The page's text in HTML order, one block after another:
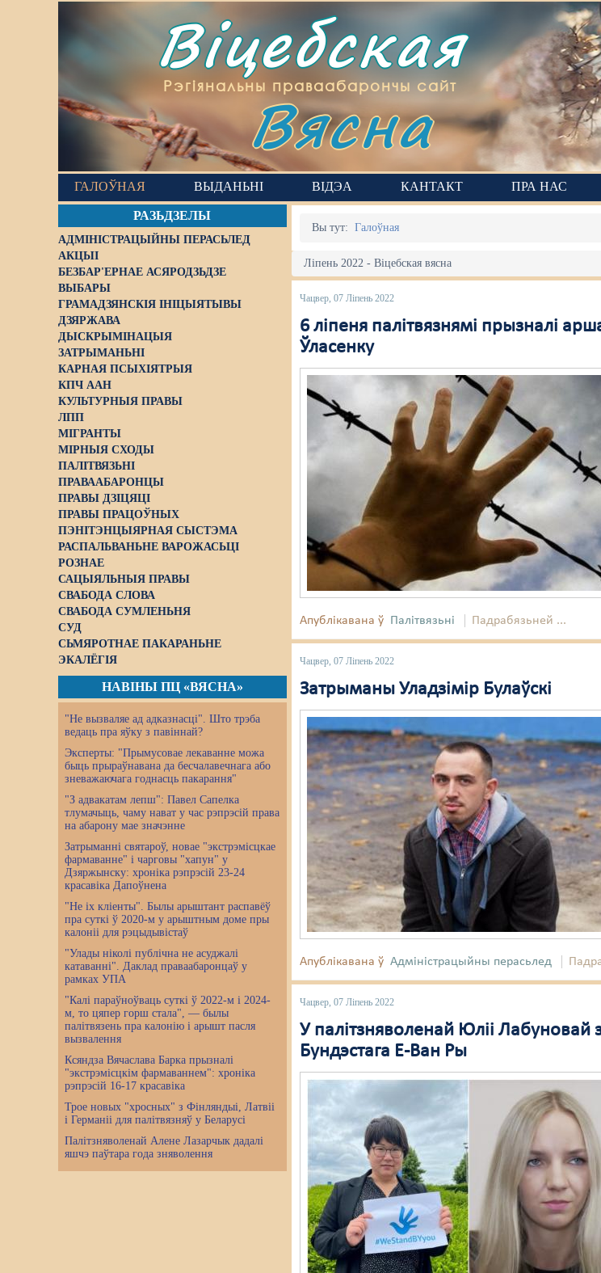
Віцебская
Рэгіянальны праваабарончы сайт
Вясна
ГАЛОЎНАЯ ВЫДАНЬНІ ВІДЭА КАНТАКТ ПРА НАС
РАЗЬДЗЕЛЫ
АДМІНІСТРАЦЫЙНЫ ПЕРАСЬЛЕД
АКЦЫІ
БЕЗБАР'ЕРНАЕ АСЯРОДЗЬДЗЕ
ВЫБАРЫ
ГРАМАДЗЯНСКІЯ ІНІЦЫЯТЫВЫ
ДЗЯРЖАВА
ДЫСКРЫМІНАЦЫЯ
ЗАТРЫМАНЬНІ
КАРНАЯ ПСЫХІЯТРЫЯ
КПЧ ААН
КУЛЬТУРНЫЯ ПРАВЫ
ЛПП
МІГРАНТЫ
МІРНЫЯ СХОДЫ
ПАЛІТВЯЗЬНІ
ПРАВААБАРОНЦЫ
ПРАВЫ ДЗІЦЯЦІ
ПРАВЫ ПРАЦОЎНЫХ
ПЭНІТЭНЦЫЯРНАЯ СЫСТЭМА
РАСПАЛЬВАНЬНЕ ВАРОЖАСЬЦІ
РОЗНАЕ
САЦЫЯЛЬНЫЯ ПРАВЫ
СВАБОДА СЛОВА
СВАБОДА СУМЛЕНЬНЯ
СУД
СЬМЯРОТНАЕ ПАКАРАНЬНЕ
ЭКАЛЁГІЯ
НАВІНЫ ПЦ «ВЯСНА»
"Не вызваляе ад адказнасці". Што трэба
ведаць пра яўку з павіннай?
Эксперты: "Прымусовае лекаванне можа
быць прыраўнавана да бесчалавечнага або
зневажаючага годнасць пакарання"
"З адвакатам лепш": Павел Сапелка
тлумачыць, чаму нават у час рэпрэсій права
на абарону мае значэнне
Затрыманні святароў, новае "экстрэмісцкае
фармаванне" і чарговы "хапун" у
Дзяржынску: хроніка рэпрэсій 23-24
красавіка Дапоўнена
"Не іх кліенты". Былы арыштант распавёў
пра суткі ў 2020-м у арыштным доме пры
калоніі для рэцыдывістаў
"Улады ніколі публічна не асуджалі
катаванні". Даклад праваабаронцаў у
рамках УПА
"Калі параўноўваць суткі ў 2022-м і 2024-
м, то цяпер горш стала", — былы
палітвязень пра калонію і арышт пасля
вызвалення
Ксяндза Вячаслава Барка прызналі
"экстрэмісцкім фармаваннем": хроніка
рэпрэсій 16-17 красавіка
Трое новых "хросных" з Фінляндыі, Латвіі
і Германіі для палітвязняў у Беларусі
Палітзняволенай Алене Лазарчык дадалі
яшчэ паўтара года зняволення
Вы тут:Галоўная
Ліпень 2022 - Віцебская вясна
Чацвер, 07 Ліпень 2022
6 ліпеня палітвязнямі прызналі
Ўласенку
Апублікавана ў Палітвязьні Падрабязьней ...
Чацвер, 07 Ліпень 2022
Затрыманы Уладзімір Булаўскі
Апублікавана ў Адміністрацыйны перасьлед
Чацвер, 07 Ліпень 2022
У палітзняволенай Юліі Лабуновай
Бундэстага Е-Ван Ры